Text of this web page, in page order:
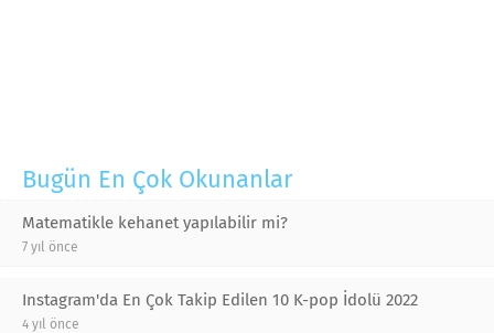
Bugün En Çok Okunanlar
Matematikle kehanet yapılabilir mi?
7 yıl önce
Instagram'da En Çok Takip Edilen 10 K-pop İdolü 2022
4 yıl önce